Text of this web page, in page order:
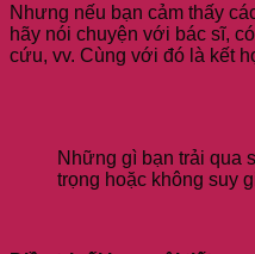
Nhưng nếu bạn cảm thấy
hãy nói chuyện với bác sĩ,
cứu, vv. Cùng với đó là kết
Những gì bạn trải qua
trọng hoặc không suy